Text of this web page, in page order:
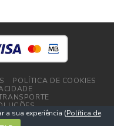
POLÍTICA DE COOKIES
a sua experiência (Política de